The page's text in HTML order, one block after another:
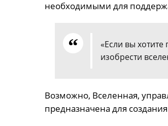
необходимыми для
«Если вы
изобрести
Возможно, Вселенная,
предназначена для